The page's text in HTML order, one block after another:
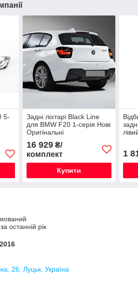
5-
Задні ліхтарі Black Line
для BMW F20 1-серія Нові
Оригінальні
16 929₴/
комплект
Купити
1
останній рік
26, Луцьк, Україна